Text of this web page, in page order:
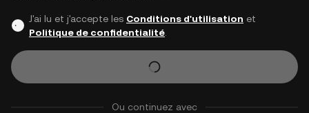
J'ai lu et j'accepte les Conditions d'utilisation et
Politique de confidentialité.
Ou continuez avec